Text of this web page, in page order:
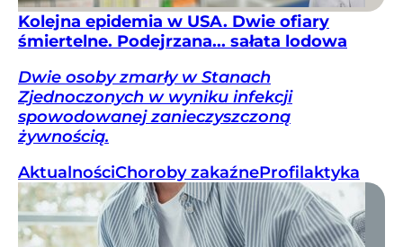
Kolejna epidemia w USA. Dwie ofiary
śmiertelne. Podejrzana... sałata lodowa
Dwie osoby zmarły w Stanach
Zjednoczonych w wyniku infekcji
spowodowanej zanieczyszczoną
żywnością.
AktualnościChoroby zakaźneProfilaktyka